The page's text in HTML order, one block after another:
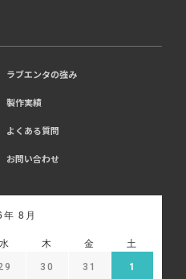
ラブエンタの強み
製作実績
よくある質問
お問い合わせ
8月
水 木 金 土
30 31 1